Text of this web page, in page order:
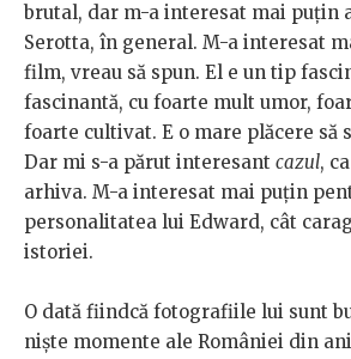
brutal, dar m-a interesat mai puțin
Serotta, în general. M-a interesat
film, vreau să spun. El e un tip
fascinantă, cu foarte mult umor,
foarte cultivat. E o mare plăcere să
Dar mi s-a părut interesant cazul,
arhiva. M-a interesat mai puțin
personalitatea lui Edward, cât
istoriei.
O dată fiindcă fotografiile lui sunt
niște momente ale României din